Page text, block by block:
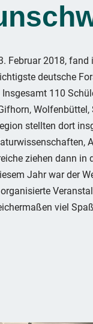
Februar 2018,
deutsche
110
stellten dort
ziehen dann in
Jahr war der
viel